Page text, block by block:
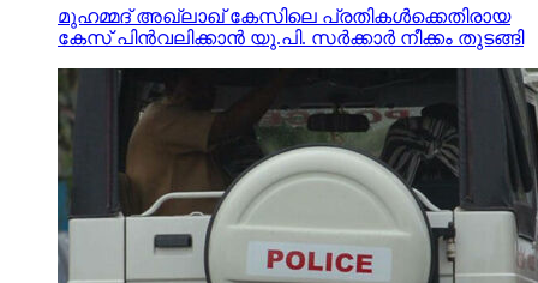
മുഹമ്മദ് അഖ്‌ലാഖ് കേസിലെ പ്രതികള്‍ക്കെതിരായ
കേസ് പിന്‍വലിക്കാന്‍ യു.പി. സര്‍ക്കാര്‍ നീക്കം തുടങ്ങി